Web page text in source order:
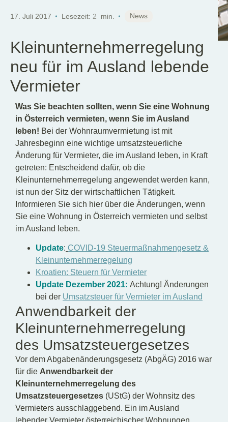
17. Juli 2017 Lesezeit: 2 min. News
Kleinunternehmerregelung
neu für im Ausland lebende
Vermieter
Was Sie beachten sollten, wenn Sie eine Wohnung
in Österreich vermieten, wenn Sie im Ausland
leben! Bei der Wohnraumvermietung ist mit
Jahresbeginn eine wichtige umsatzsteuerliche
Änderung für Vermieter, die im Ausland leben, in Kraft
getreten: Entscheidend dafür, ob die
Kleinunternehmerregelung angewendet werden kann,
ist nun der Sitz der wirtschaftlichen Tätigkeit.
Informieren Sie sich hier über die Änderungen, wenn
Sie eine Wohnung in Österreich vermieten und selbst
im Ausland leben.
Update: COVID-19 Steuermaßnahmengesetz &
Kleinunternehmerregelung
Kroatien: Steuern für Vermieter
Update Dezember 2021: Achtung! Änderungen
bei der Umsatzsteuer für Vermieter im Ausland
Anwendbarkeit der
Kleinunternehmerregelung
des Umsatzsteuergesetzes
Vor dem Abgabenänderungsgesetz (AbgÄG) 2016 war
für die Anwendbarkeit der
Kleinunternehmerregelung des
Umsatzsteuergesetzes (UStG) der Wohnsitz des
Vermieters ausschlaggebend. Ein im Ausland